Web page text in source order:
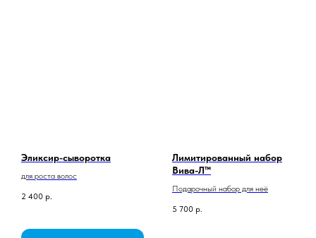
Эликсир-сыворотка
для роста волос
2 400 р.
Лимитированный набор
Вива-Л™
Подарочный набор для неё
5 700 р.